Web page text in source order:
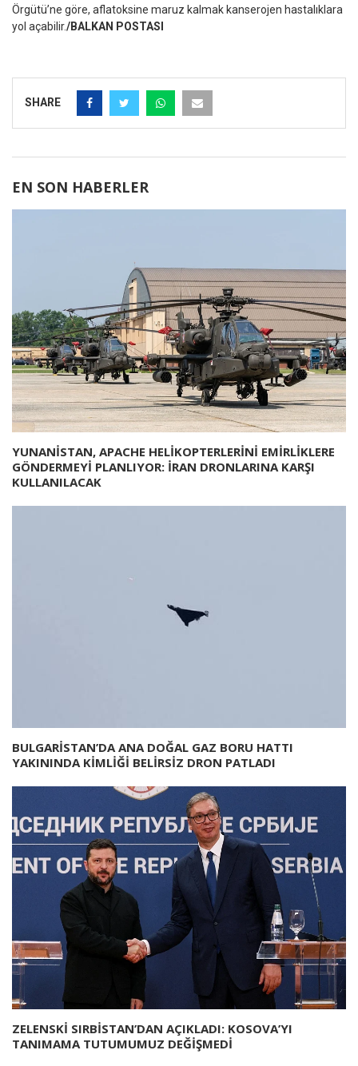
Örgütü’ne göre, aflatoksine maruz kalmak kanserojen hastalıklara
yol açabilir./BALKAN POSTASI
SHARE
EN SON HABERLER
YUNANİSTAN, APACHE HELİKOPTERLERİNİ EMİRLİKLERE
GÖNDERMEYİ PLANLIYOR: İRAN DRONLARINA KARŞI
KULLANILACAK
BULGARİSTAN’DA ANA DOĞAL GAZ BORU HATTI
YAKININDA KİMLİĞİ BELİRSİZ DRON PATLADI
ZELENSKİ SIRBİSTAN’DAN AÇIKLADI: KOSOVA’YI
TANIMAMA TUTUMUMUZ DEĞİŞMEDİ